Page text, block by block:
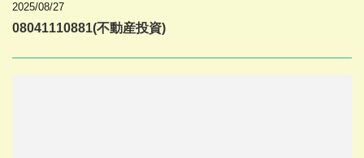
2025/08/27
08041110881(不動産投資)